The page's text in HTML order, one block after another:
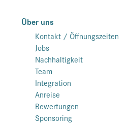
Über uns
Kontakt / Öffnungszeiten
Jobs
Nachhaltigkeit
Team
Integration
Anreise
Bewertungen
Sponsoring